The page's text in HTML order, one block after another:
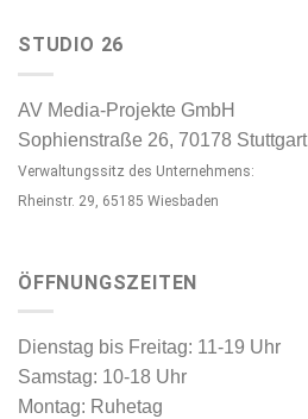
STUDIO 26
AV Media-Projekte GmbH
Sophienstraße 26, 70178 Stuttgart
Verwaltungssitz des Unternehmens:
Rheinstr. 29, 65185 Wiesbaden
ÖFFNUNGSZEITEN
Dienstag bis Freitag: 11-19 Uhr
Samstag: 10-18 Uhr
Montag: Ruhetag